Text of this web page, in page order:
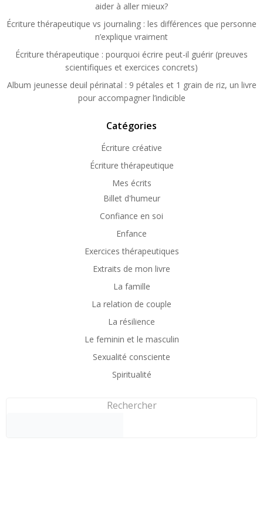
aider à aller mieux?
Écriture thérapeutique vs journaling : les différences que personne
n’explique vraiment
Écriture thérapeutique : pourquoi écrire peut-il guérir (preuves
scientifiques et exercices concrets)
Album jeunesse deuil périnatal : 9 pétales et 1 grain de riz, un livre
pour accompagner l’indicible
Catégories
Écriture créative
Écriture thérapeutique
Mes écrits
Billet d'humeur
Confiance en soi
Enfance
Exercices thérapeutiques
Extraits de mon livre
La famille
La relation de couple
La résilience
Le feminin et le masculin
Sexualité consciente
Spiritualité
Rechercher